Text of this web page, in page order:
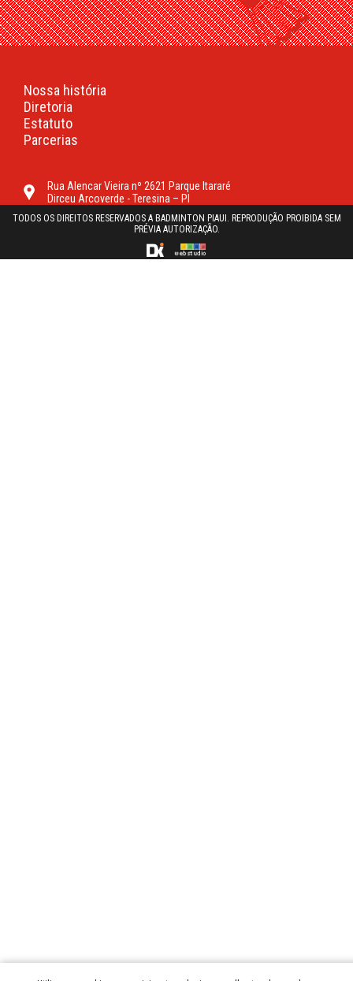
Nossa história
Diretoria
Estatuto
Parcerias
Rua Alencar Vieira nº 2621 Parque Itararé
Dirceu Arcoverde - Teresina – PI
TODOS OS DIREITOS RESERVADOS A BADMINTON PIAUI. REPRODUÇÃO PROIBIDA SEM
PRÉVIA AUTORIZAÇÃO.